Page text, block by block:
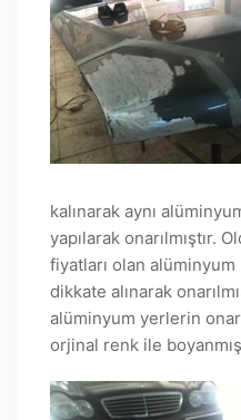
kalınarak aynı
yapılarak onarılmıştır.
fiyatları olan
dikkate alınarak
alüminyum yerlerin
orjinal renk ile